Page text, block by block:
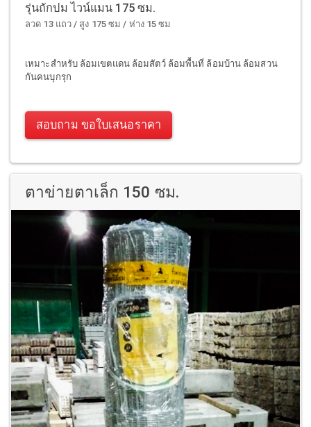
รุ่นถักปม ไวน์แมน 175 ซม.
ลวด 13 แถว / สูง 175 ซม / ห่าง 15 ซม
เหมาะสำหรับ ล้อมเขตแดน ล้อมสัตว์ ล้อมพื้นที่ ล้อมบ้าน ล้อมสวน
กันคนบุกรุก
สอบถาม ขอใบเสนอราคา
ตาข่ายตาเล็ก 150 ซม.